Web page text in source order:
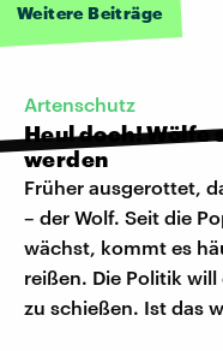
Weitere Beiträge
Artenschutz
Heul doch! Wölfe
werden
Früher ausgerottet,
– der Wolf. Seit die
wächst, kommt es
reißen. Die Politik
zu schießen. Ist das